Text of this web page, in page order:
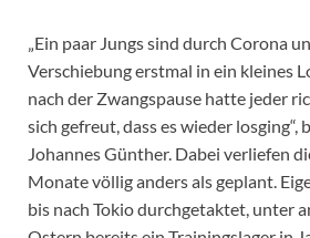
„Ein paar Jungs sind durch Corona
Verschiebung erstmal in ein kleines
nach der Zwangspause hatte jeder
sich gefreut, dass es wieder
Johannes Günther. Dabei verliefen
Monate völlig anders als geplant.
bis nach Tokio durchgetaktet, unter